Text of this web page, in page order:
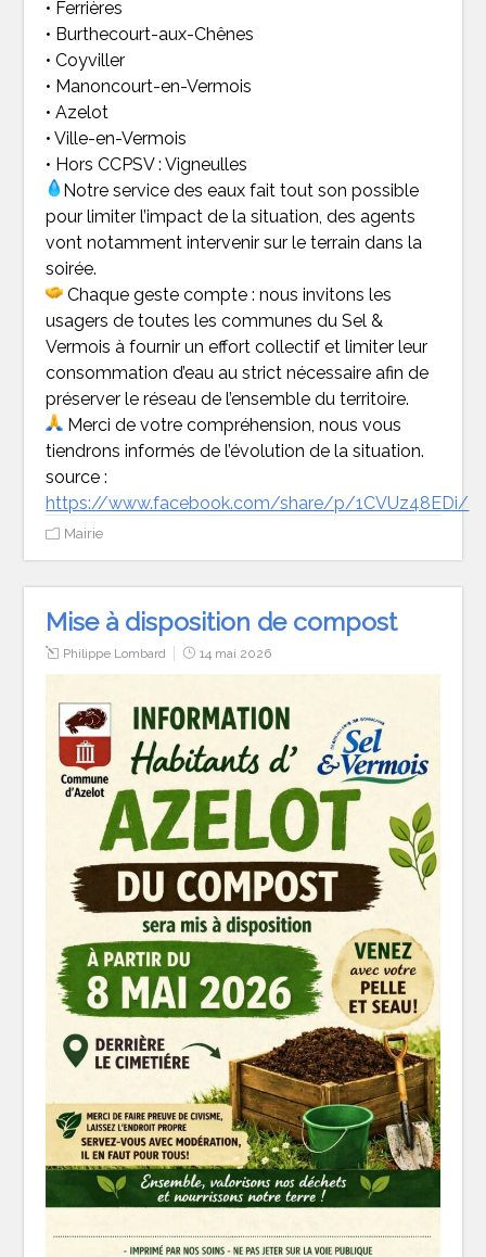
• Ferrières
• Burthecourt-aux-Chênes
•Coyviller
• Manoncourt-en-Vermois
• Azelot
• Ville-en-Vermois
• Hors CCPSV : Vigneulles
Notre service des eaux fait tout son possible
pour limiter l’impact de la situation, des agents
vont notamment intervenir sur le terrain dans la
soirée.
Chaque geste compte : nous invitons les
usagers de toutes les communes du Sel &
Vermois à fournir un effort collectif et limiter leur
consommation d’eau au strict nécessaire afin de
préserver le réseau de l’ensemble du territoire.
Merci de votre compréhension, nous vous
tiendrons informés de l’évolution de la situation.
source :
https://www.facebook.com/share/p/1CVUz48EDi/
Mairie
Mise à disposition de compost
Philippe Lombard 14 mai 2026